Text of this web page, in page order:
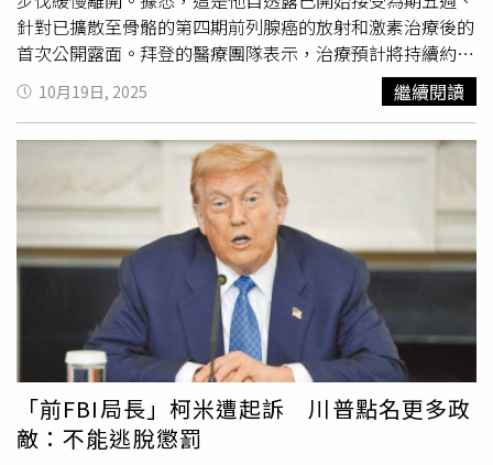
為靠近權力，讓併購案過關，或避免被調查。」對賀錦麗重
啟政治野心的談話，白宮態度冷淡。發言人傑克森（Abigail
Jackson）回應「當
以壓倒性差距輸掉選舉時，她應
該明白美國人民對她的謊言毫不在意。或者，也許她懂了，
這就是她為何選擇在外國媒體發洩不滿的原因。」賀錦麗近
期出版新書《107天》（107 Days），回顧拜登（Joe
Biden）退出競選後，她僅有短短107天的總統角逐歷程。
當被問到是否早知拜登健康問題、是否應更早要求他讓位
時，她避重就輕，只說「答案永遠不得而知」，並形容這是
「足以改變美國命運的巨大如果」。在倫敦豪華飯店的金色
賀錦麗面對鏡頭談起過去與未來，她不再使用模糊
語句如「也許吧」或「我現在沒專注於那件事」，而是明白
地將自己放入可能再度出征的選項中。她仍未做出明確承
諾，但語氣裡已無當初的退縮。賀錦麗 的隨行團隊依舊嚴
密，行程精準到分鐘，顯示她仍維持高層級的政治節奏。雖
然此行名義上是新書巡迴，但對熟悉政治的人而言，這趟訪
問更像一次前哨行動。
針對已擴散至骨骼的第四期前列腺癌的放射和激素治療後的
首次公開露面。拜登的醫療團隊表示，治療預計將持續約五
週。拜登的癌症被描述為高級別（格里森評分9分），但對
荷爾蒙敏感，可透過藥物和放射治療控制。醫生指出，高等
級癌細胞與正常細胞差異大，侵略性較高且容易擴散。據報
導，拜登正在服用荷爾蒙藥物並接受治療。除了前列腺癌，
拜登近期也曾接受兩次皮膚癌手術，上個月額頭的手術留下
明顯疤痕，彌撒期間該疤痕仍清晰可見。此外，他在2023
年任內也接受過胸部癌變切除手術，當時醫生表示手術成
功，無需進一步干預。此次彌撒結束後，拜登身穿深色西
裝，與幾位教區居民短暫交談約10分鐘，隨後離開，妻子吉
爾拜登未陪同出席。拜登自離開白宮後保持低調，公開露面
有限，主要更新醫療狀況。助理表示，儘管正在接受治療，
他仍計劃在未來幾週參加波士頓的頒獎典禮及內布拉斯加州
的民主黨籌款活動。拜登因健康因素於2024年7月退出總統
連任競選，支持當時的副總統賀錦麗 參選，但最終賀錦麗敗
給川普。
10月19日, 2025 繼續閱讀
「前FBI局長」柯米遭起訴 川普點名更多政
敵：不能逃脫懲罰